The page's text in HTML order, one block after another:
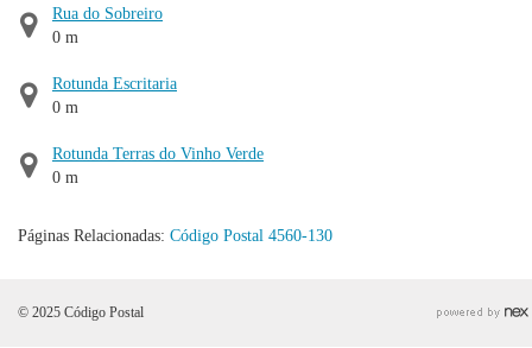
Rua do Sobreiro
0 m
Rotunda Escritaria
0 m
Rotunda Terras do Vinho Verde
0 m
Páginas Relacionadas: Código Postal 4560-130
© 2025 Código Postal